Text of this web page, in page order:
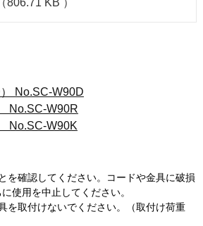
806.71 KB ）
No.SC-W90D
No.SC-W90R
No.SC-W90K
を確認してください。コードや金具に破損
使用を中止してください。
を取付けないでください。（取付け荷重